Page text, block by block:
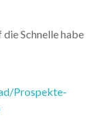
Schnelle habe
Prospekte-